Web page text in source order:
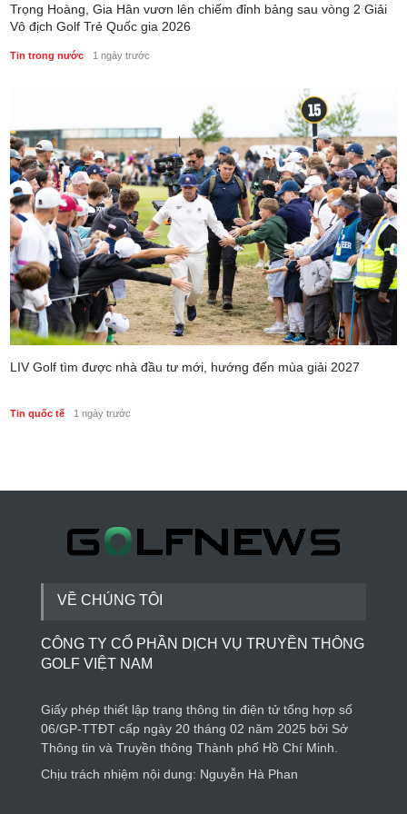
Trọng Hoàng, Gia Hân vươn lên chiếm đỉnh bảng sau vòng 2 Giải
Vô địch Golf Trẻ Quốc gia 2026
Tin trong nước 1 ngày trước
LIV Golf tìm được nhà đầu tư mới, hướng đến mùa giải 2027
Tin quốc tế 1 ngày trước
VỀ CHÚNG TÔI
CÔNG TY CỔ PHẦN DỊCH VỤ TRUYỀN THÔNG
GOLF VIỆT NAM
Giấy phép thiết lập trang thông tin điện tử tổng hợp số
06/GP-TTĐT cấp ngày 20 tháng 02 năm 2025 bởi Sở
Thông tin và Truyền thông Thành phố Hồ Chí Minh.
Chịu trách nhiệm nội dung: Nguyễn Hà Phan